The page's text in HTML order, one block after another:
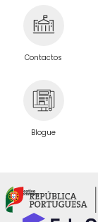
Contactos
Blogue